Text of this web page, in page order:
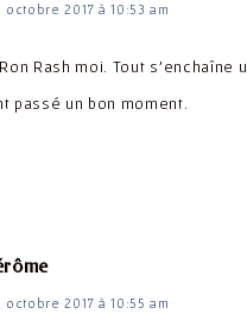
octobre 2017 à 10:53 am
Rash moi. Tout s'enchaîne
passé un bon moment.
dit :
octobre 2017 à 10:55 am